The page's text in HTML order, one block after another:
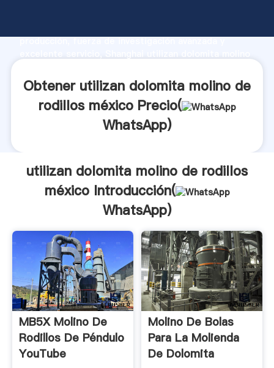
producción, fuerza de investigación avanzada y
valores a todos los clientes.
Obtener utilizan dolomita molino de
rodillos méxico Precio(
WhatsApp)
utilizan dolomita molino de rodillos
méxico Introducción(
WhatsApp)
MB5X Molino De
Rodillos De Péndulo
YouTube
Molino De Bolas
Para La Molienda
De Dolomita